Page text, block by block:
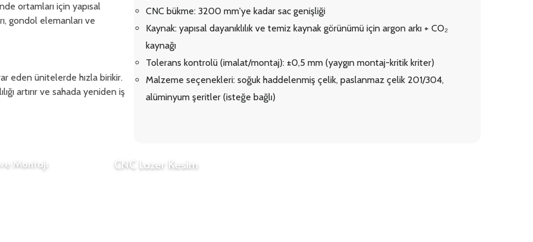
ortamları için yapısal
gondol elemanları ve
eden ünitelerde hızla birikir.
artırır ve sahada yeniden iş
CNC bükme: 3200 mm'ye kadar sac genişliği
Kaynak: yapısal dayanıklılık ve temiz kaynak görünümü için argon arkı + CO₂
kaynağı
Tolerans kontrolü (imalat/montaj): ±0,5 mm (yaygın montaj-kritik kriter)
Malzeme seçenekleri: soğuk haddelenmiş çelik, paslanmaz çelik 201/304,
alüminyum şeritler (isteğe bağlı)
Montajı CNC Lazer Kesim